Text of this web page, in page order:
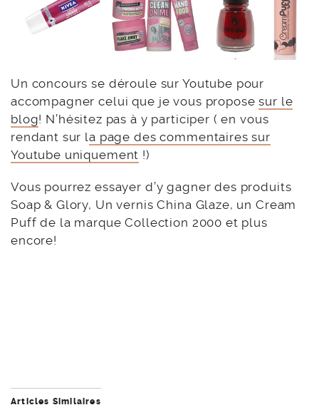
Un concours se déroule sur Youtube pour
accompagner celui que je vous proposesur le
blog! N’hésitez pas à y participer ( en vous
rendant sur la page des commentaires sur
Youtube uniquement !)
Vous pourrez essayer d’y gagner des produits
Soap & Glory, Un vernis China Glaze, un Cream
Puff de la marque Collection 2000 et plus
encore!
Articles Similaires